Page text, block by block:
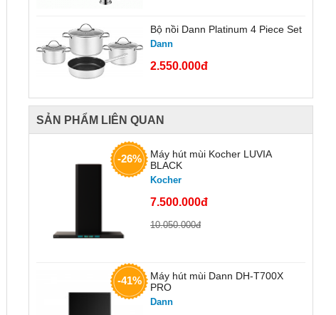
Bộ nồi Dann Platinum 4 Piece Set
Dann
2.550.000đ
SẢN PHẨM LIÊN QUAN
-26%
Máy hút mùi Kocher LUVIA
BLACK
Kocher
7.500.000đ
10.050.000đ
-41%
Máy hút mùi Dann DH-T700X
PRO
Dann